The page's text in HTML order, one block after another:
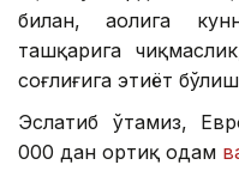
билан, аҳолига
ташқарига
соғлиғига эҳтиёт
Эслатиб ўтамиз,
000 дан ортиқ одам